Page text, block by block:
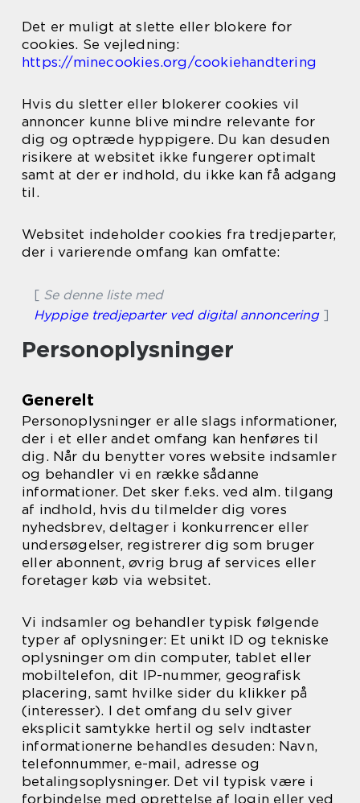
Det er muligt at slette eller blokere for
cookies. Se vejledning:
https://minecookies.org/cookiehandtering
Hvis du sletter eller blokerer cookies vil
annoncer kunne blive mindre relevante for
dig og optræde hyppigere. Du kan desuden
risikere at websitet ikke fungerer optimalt
samt at der er indhold, du ikke kan få adgang
til.
Websitet indeholder cookies fra tredjeparter,
der i varierende omfang kan omfatte:
[ Se denne liste med
Hyppige tredjeparter ved digital annoncering]
Personoplysninger
Generelt
Personoplysninger er alle slags informationer,
der i et eller andet omfang kan henføres til
dig. Når du benytter vores website indsamler
og behandler vi en række sådanne
informationer. Det sker f.eks. ved alm. tilgang
af indhold, hvis du tilmelder dig vores
nyhedsbrev, deltager i konkurrencer eller
undersøgelser, registrerer dig som bruger
eller abonnent, øvrig brug af services eller
foretager køb via websitet.
Vi indsamler og behandler typisk følgende
typer af oplysninger: Et unikt ID og tekniske
oplysninger om din computer, tablet eller
mobiltelefon, dit IP-nummer, geografisk
placering, samt hvilke sider du klikker på
(interesser). I det omfang du selv giver
eksplicit samtykke hertil og selv indtaster
informationerne behandles desuden: Navn,
telefonnummer, e-mail, adresse og
betalingsoplysninger. Det vil typisk være i
forbindelse med oprettelse af login eller ved